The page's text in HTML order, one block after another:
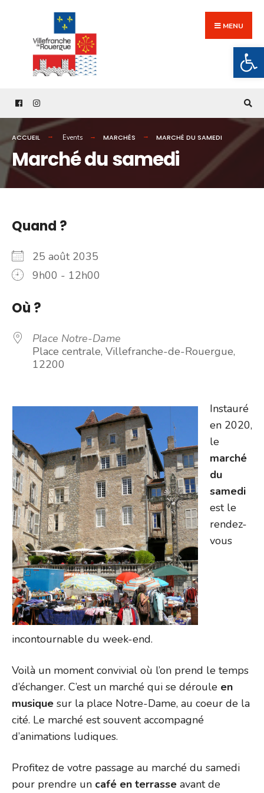
content
MENU
ACCUEIL Events MARCHÉS MARCHÉ DU SAMEDI
Marché du samedi
Quand ?
25 août 2035
9h00 - 12h00
Où ?
Place Notre-Dame
Place centrale, Villefranche-de-Rouergue,
12200
Instauré
en 2020,
le
marché
du
samedi
est le
rendez-
vous
incontournable du week-end.
Voilà un moment convivial où l’on prend le temps
d’échanger. C’est un marché qui se déroule en
musique sur la place Notre-Dame, au coeur de la
cité. Le marché est souvent accompagné
d’animations ludiques.
Profitez de votre passage au marché du samedi
pour prendre un café en terrasse avant de